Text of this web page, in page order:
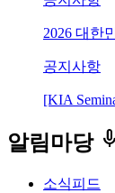
2026 대한
공지사항
[KIA
알림마당 keyboard_voice
소식피드